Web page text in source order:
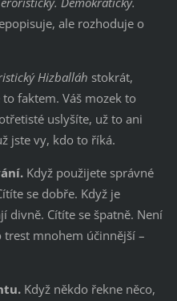
ale rozhoduje o
Hizballáh stokrát,
faktem. Váš mozek to
uslyšíte, už to ani
jste vy, kdo to říká.
Když použijete správné
se dobře. Když je
divně. Cítíte se špatně. Není
mnohem účinnější –
Když někdo řekne něco,